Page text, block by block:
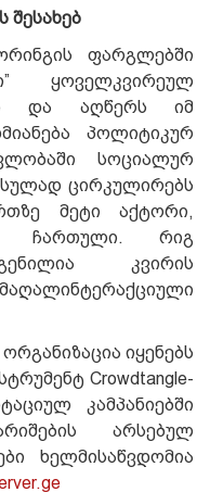
ფარგლებში
ყოველკვირეულ
და აღწერს იმ
პოლიტიკურ
სოციალურ
ცირკულირებს
მეტი აქტორი,
ჩართული. რიგ
კვირის
იყენებს
Crowdtangle-
კამპანიებში
არსებულ
ხელმისაწვდომია